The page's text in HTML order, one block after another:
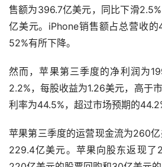
售额为396.7亿美元，同比下滑
亿美元。iPhone销售额占总营收
52%有所下降。
然而，苹果第三季度的净利润为
2.2%，每股收益为1.26美元，高于
利率为44.5%，超过市场预期的
苹果第三季度的运营现金流为260
229.4亿美元。苹果向股东返现了